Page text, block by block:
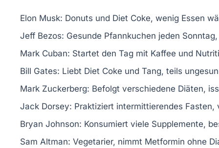
Elon Musk: Donuts und Diet Coke, wenig Essen
Jeff Bezos: Gesunde Pfannkuchen jeden
Mark Cuban: Startet den Tag mit Kaffee und
Bill Gates: Liebt Diet Coke und Tang, teils
Mark Zuckerberg: Befolgt verschiedene Diäten,
Jack Dorsey: Praktiziert intermittierendes Fasten,
Bryan Johnson: Konsumiert viele Supplemente,
Sam Altman: Vegetarier, nimmt Metformin ohne